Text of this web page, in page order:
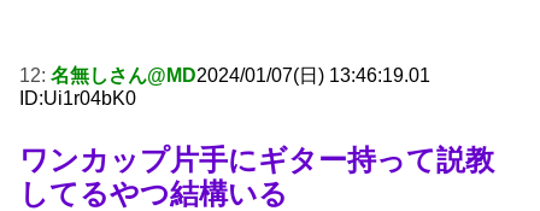
12: 名無しさん@MD2024/01/07(日) 13:46:19.01
ID:Ui1r04bK0
ワンカップ片手にギター持って説教
してるやつ結構いる